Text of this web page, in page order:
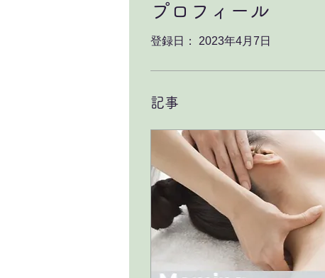
プロフィール
登録日： 2023年4月7日
記事